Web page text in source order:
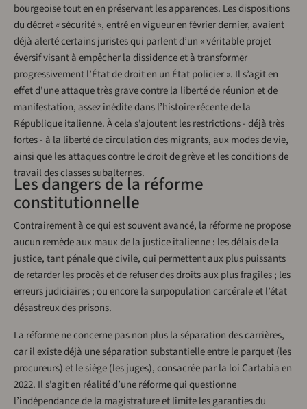
bourgeoise tout en en préservant les apparences. Les dispositions
du décret « sécurité », entré en vigueur en février dernier, avaient
déjà alerté certains juristes qui parlent d’un « véritable projet
éversif visant à empêcher la dissidence et à transformer
progressivement l’État de droit en un État policier ». Il s’agit en
effet d’une attaque très grave contre la liberté de réunion et de
manifestation, assez inédite dans l’histoire récente de la
République italienne. À cela s’ajoutent les restrictions - déjà très
fortes - à la liberté de circulation des migrants, aux modes de vie,
ainsi que les attaques contre le droit de grève et les conditions de
travail des classes subalternes.
Les dangers de la réforme
constitutionnelle
Contrairement à ce qui est souvent avancé, la réforme ne propose
aucun remède aux maux de la justice italienne : les délais de la
justice, tant pénale que civile, qui permettent aux plus puissants
de retarder les procès et de refuser des droits aux plus fragiles ; les
erreurs judiciaires ; ou encore la surpopulation carcérale et l’état
désastreux des prisons.
La réforme ne concerne pas non plus la séparation des carrières,
car il existe déjà une séparation substantielle entre le parquet (les
procureurs) et le siège (les juges), consacrée par la loi Cartabia en
2022. Il s’agit en réalité d’une réforme qui questionne
l’indépendance de la magistrature et limite les garanties du